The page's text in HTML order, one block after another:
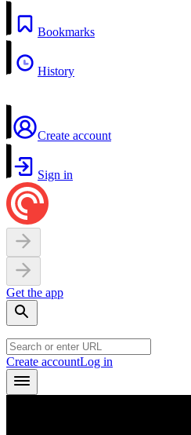
Bookmarks
History
Create account
Sign in
Get the app
Create accountLog in